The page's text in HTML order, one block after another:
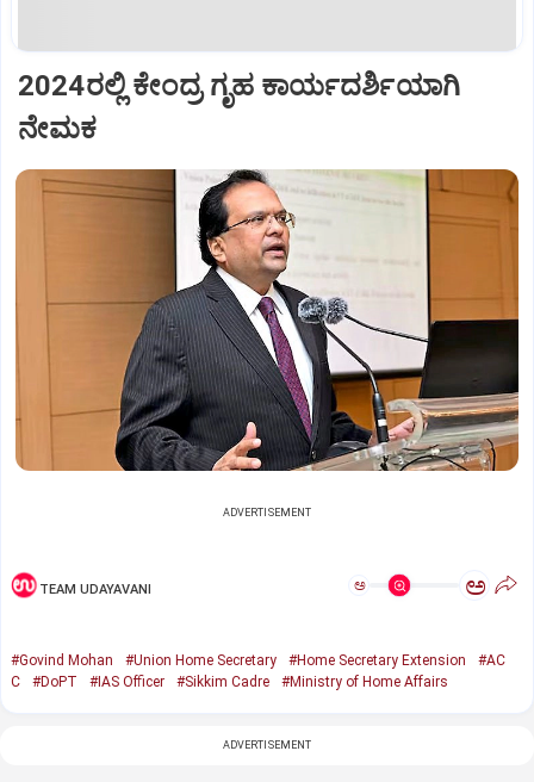
2024ರಲ್ಲಿ ಕೇಂದ್ರ ಗೃಹ ಕಾರ್ಯದರ್ಶಿಯಾಗಿ
ನೇಮಕ
ADVERTISEMENT
TEAM UDAYAVANI ಅ ಅ
#Govind Mohan #Union Home Secretary #Home Secretary Extension
#AC
C
#DoPT #IAS Officer #Sikkim Cadre #Ministry of Home Affairs
ADVERTISEMENT